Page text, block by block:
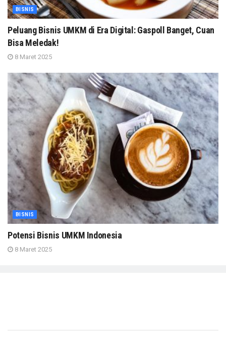
BISNIS
Peluang Bisnis UMKM di Era Digital: Gaspoll Banget, Cuan
Bisa Meledak!
8 Maret 2025
BISNIS
Potensi Bisnis UMKM Indonesia
8 Maret 2025